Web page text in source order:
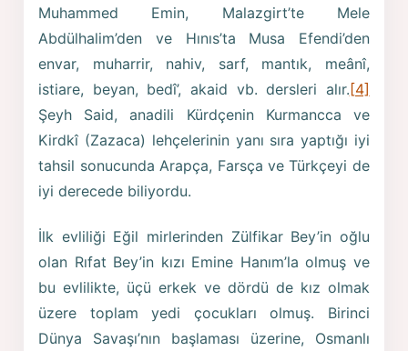
Muhammed Emin, Malazgirt’te Mele
Abdülhalim’den ve Hınıs’ta Musa Efendi’den
envar, muharrir, nahiv, sarf, mantık, meânî,
istiare, beyan, bedî’, akaid vb. dersleri alır. [4]
Şeyh Said, anadili Kürdçenin Kurmancca ve
Kirdkî (Zazaca) lehçelerinin yanı sıra yaptığı iyi
tahsil sonucunda Arapça, Farsça ve Türkçeyi de
iyi derecede biliyordu.
İlk evliliği Eğil mirlerinden Zülfikar Bey’in oğlu
olan Rıfat Bey’in kızı Emine Hanım’la olmuş ve
bu evlilikte, üçü erkek ve dördü de kız olmak
üzere toplam yedi çocukları olmuş. Birinci
Dünya Savaşı’nın başlaması üzerine, Osmanlı